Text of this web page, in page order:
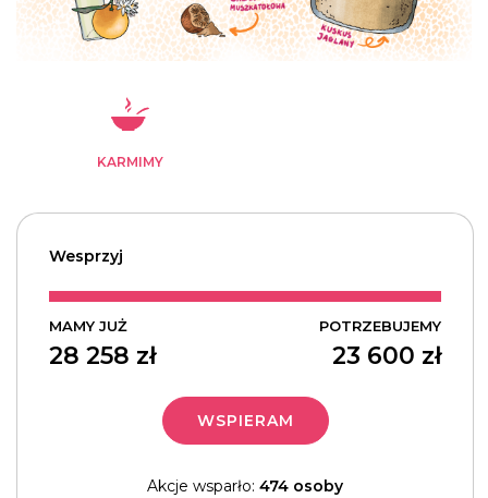
KARMIMY
Wesprzyj
MAMY JUŻ
28 258 zł
POTRZEBUJEMY
23 600 zł
WSPIERAM
Akcje wsparło: 474 osoby